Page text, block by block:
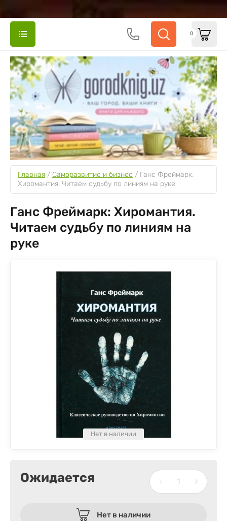
0
Главная / Саморазвитие и бизнес / Ганс Фреймарк:
Хиромантия. Читаем судьбу по линиям на руке
Ганс Фреймарк: Хиромантия.
Читаем судьбу по линиям на
руке
Нет в наличии
Ожидается
Нет в наличии